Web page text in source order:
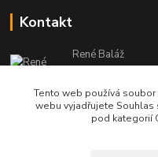
Kontakt
René Baláž
Eshop:
od 8:00 - do 16:00
info@kotlikyshop.sk
Tento web používá
webu vyjadřujete Souhlas
pod kategorií